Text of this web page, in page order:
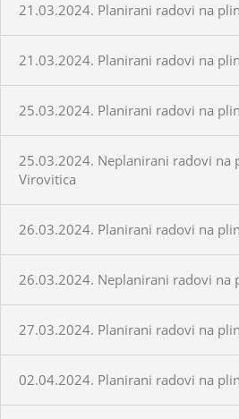
21.03.2024. Planirani radovi na
21.03.2024. Planirani radovi na
25.03.2024. Planirani radovi na
25.03.2024. Neplanirani radovi na
Virovitica
26.03.2024. Planirani radovi na
26.03.2024. Neplanirani radovi na
27.03.2024. Planirani radovi na
02.04.2024. Planirani radovi na